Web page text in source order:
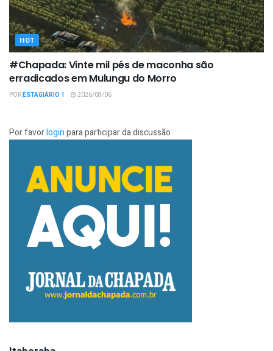
HOT
#Chapada: Vinte mil pés de maconha são
erradicados em Mulungu do Morro
PORESTAGIÁRIO 1 2026/08/06
Por favorloginpara participar da discussão